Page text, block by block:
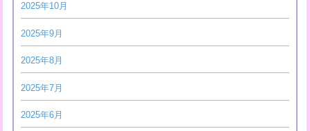
2025年10月
2025年9月
2025年8月
2025年7月
2025年6月